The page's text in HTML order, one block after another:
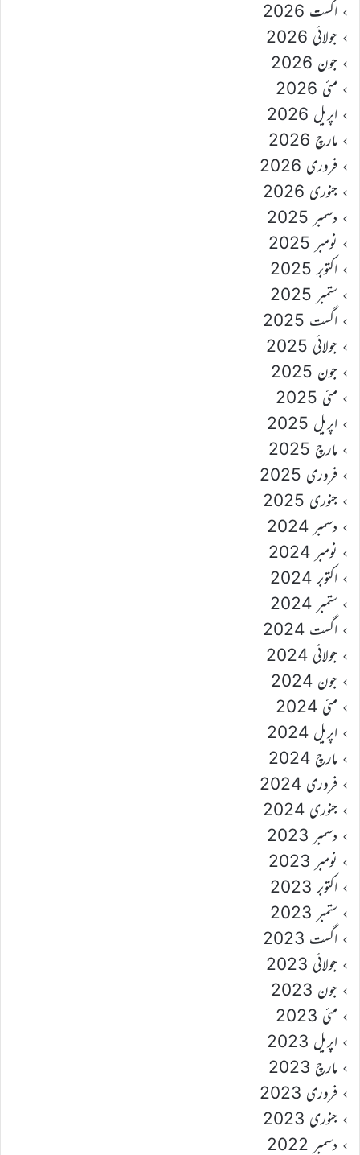
اگست 2026
جولائی 2026
جون 2026
مئی 2026
اپریل 2026
مارچ 2026
فروری 2026
جنوری 2026
دسمبر 2025
نومبر 2025
اکتوبر 2025
ستمبر 2025
اگست 2025
جولائی 2025
جون 2025
مئی 2025
اپریل 2025
مارچ 2025
فروری 2025
جنوری 2025
دسمبر 2024
نومبر 2024
اکتوبر 2024
ستمبر 2024
اگست 2024
جولائی 2024
جون 2024
مئی 2024
اپریل 2024
مارچ 2024
فروری 2024
جنوری 2024
دسمبر 2023
نومبر 2023
اکتوبر 2023
ستمبر 2023
اگست 2023
جولائی 2023
جون 2023
مئی 2023
اپریل 2023
مارچ 2023
فروری 2023
جنوری 2023
دسمبر 2022